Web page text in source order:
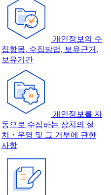
개인정보의 수
집항목, 수집방법, 보유근거,
보유기간
개인정보를 자
동으로 수집하는 장치의 설
치・운영 및 그 거부에 관한
사항